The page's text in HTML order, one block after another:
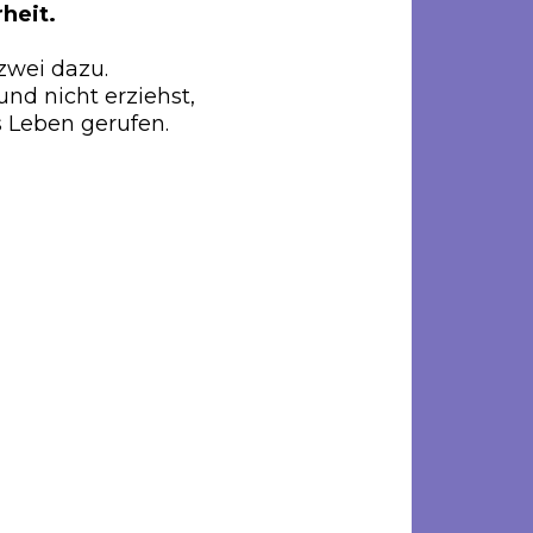
dazu.
nicht erziehst,
gerufen.